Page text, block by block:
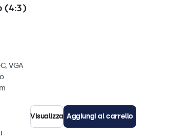
(4:3)
VGA
Visualizza Aggiungi al carrello